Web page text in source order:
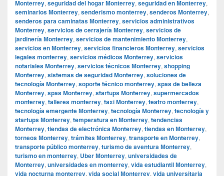
Monterrey, seguridad del hogar Monterrey, seguridad en Monterrey,
seminarios Monterrey, senderismo monterrey, senderos Monterrey,
senderos para caminatas Monterrey, servicios administrativos
Monterrey, servicios de cerrajería Monterrey, servicios de
jardinería Monterrey, servicios de mantenimiento Monterrey,
servicios en Monterrey, servicios financieros Monterrey, servicios
legales monterrey, servicios médicos Monterrey, servicios
notariales Monterrey, servicios técnicos Monterrey, shopping
Monterrey, sistemas de seguridad Monterrey, soluciones de
tecnología Monterrey, soporte técnico monterrey, spas de belleza
Monterrey, spas Monterrey, startups Monterrey, supermercados
monterrey, talleres monterrey, taxi Monterrey, teatro monterrey,
tecnología emergente Monterrey, tecnología Monterrey, tecnología y
startups Monterrey, temperatura en Monterrey, tendencias
Monterrey, tiendas de electrónica Monterrey, tiendas en Monterrey,
torneos Monterrey, trámites Monterrey, transporte en Monterrey,
transporte público monterrey, turismo de aventura Monterrey,
turismo en monterrey, Uber Monterrey, universidades de
Monterrey, universidades en monterrey, vida estudiantil Monterrey,
vida nocturna monterrey, vida social Monterrey, vida universitaria